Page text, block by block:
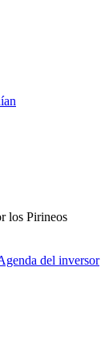
del inversor